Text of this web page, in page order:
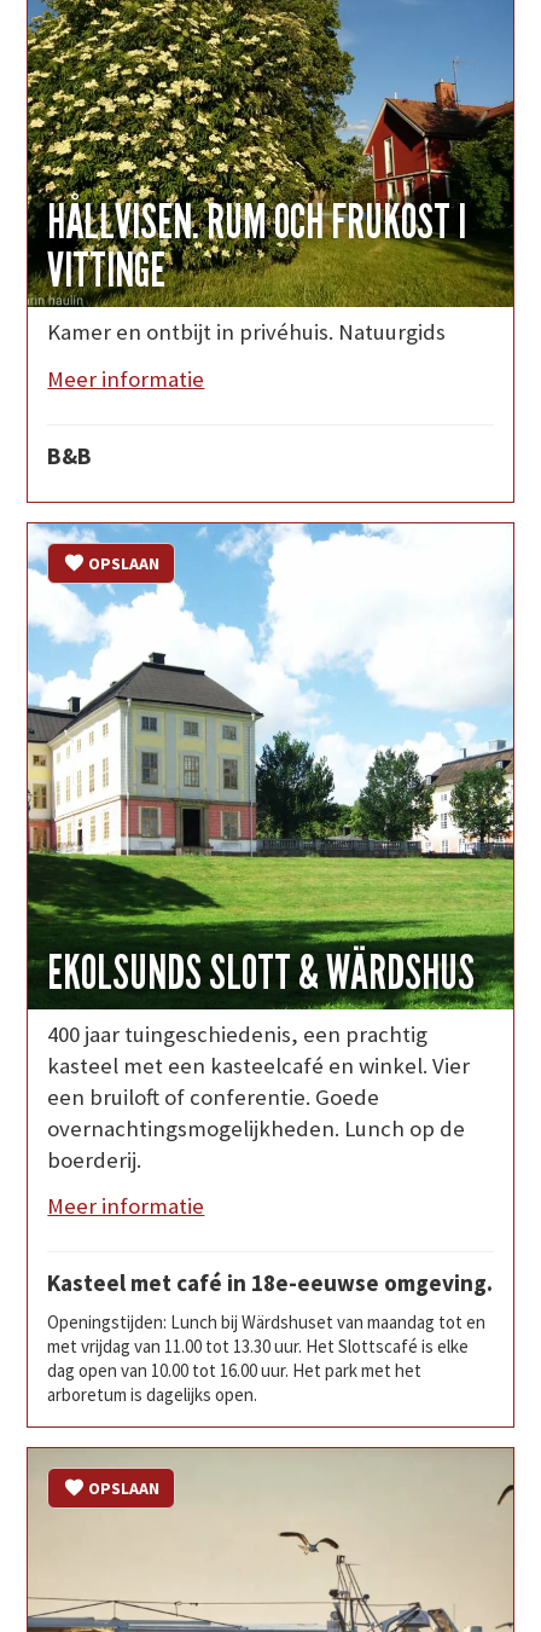
HÅLLVISEN. RUM OCH FRUKOST I
VITTINGE
Kamer en ontbijt in privéhuis. Natuurgids
Meer informatie
B&B
EKOLSUNDS SLOTT & WÄRDSHUS
OPSLAAN
400 jaar tuingeschiedenis, een prachtig
kasteel met een kasteelcafé en winkel. Vier
een bruiloft of conferentie. Goede
overnachtingsmogelijkheden. Lunch op de
boerderij.
Meer informatie
Kasteel met café in 18e-eeuwse omgeving.
Openingstijden: Lunch bij Wärdshuset van maandag tot en
met vrijdag van 11.00 tot 13.30 uur. Het Slottscafé is elke
dag open van 10.00 tot 16.00 uur. Het park met het
arboretum is dagelijks open.
OPSLAAN